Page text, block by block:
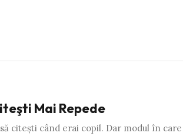
Mai Repede
citeşti când erai copil. Dar modul în care